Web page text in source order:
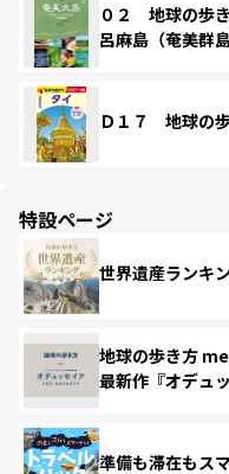
０２ 地球の
呂麻島（奄美群
Ｄ１７ 地球の
特設ページ
世界遺産ランキ
地球の歩き方
最新作『オデュ
準備も滞在もス